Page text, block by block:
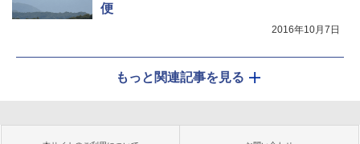
便
2016年10月7日
もっと関連記事を見る